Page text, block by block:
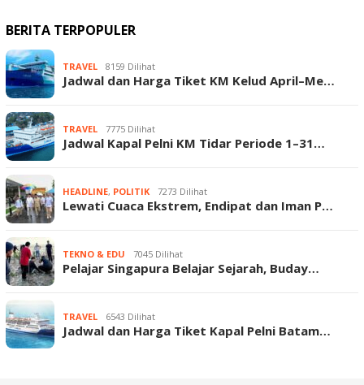
BERITA TERPOPULER
TRAVEL 8159 Dilihat
Jadwal dan Harga Tiket KM Kelud April–Me…
TRAVEL 7775 Dilihat
Jadwal Kapal Pelni KM Tidar Periode 1–31…
HEADLINE, POLITIK 7273 Dilihat
Lewati Cuaca Ekstrem, Endipat dan Iman P…
TEKNO & EDU 7045 Dilihat
Pelajar Singapura Belajar Sejarah, Buday…
TRAVEL 6543 Dilihat
Jadwal dan Harga Tiket Kapal Pelni Batam…